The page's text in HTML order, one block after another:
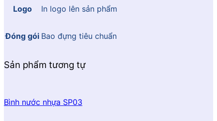
Logo In logo lên sản phẩm
Đóng gói Bao đựng tiêu chuẩn
Sản phẩm tương tự
Bình nước nhựa SP03